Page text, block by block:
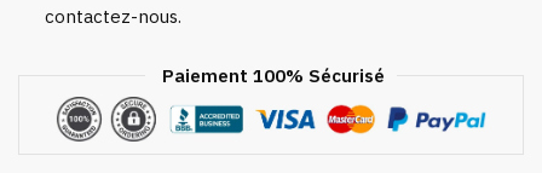
contactez-nous.
Paiement 100% Sécurisé